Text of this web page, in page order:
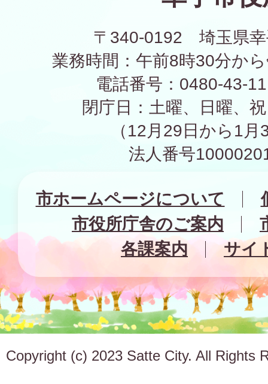
〒340-0192 埼玉県幸
業務時間：午前8時30分か
電話番号：0480-43-
閉庁日：土曜、日曜、
（12月29日から1
法人番号
市ホームページについて
市役所庁舎のご案内
各課案内
サイ
Copyright (c) 2023 Satte City. All Rights